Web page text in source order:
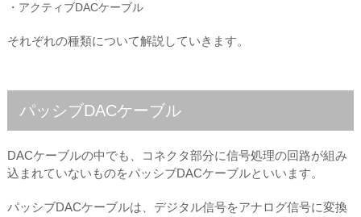
・アクティブDACケーブル
それぞれの種類について解説していきます。
パッシブDACケーブル
DACケーブルの中でも、コネクタ部分に信号処理の回路が組み
込まれていないものをパッシブDACケーブルといいます。
パッシブDACケーブルは、デジタル信号をアナログ信号に変換